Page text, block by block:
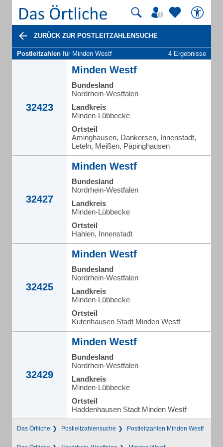
ZURÜCK ZUR POSTLEITZAHLENSUCHE
Postleitzahlen für Minden Westf 4 Ergebnisse
32423
Minden Westf
Bundesland
Nordrhein-Westfalen
Landkreis
Minden-Lübbecke
Ortsteil
Aminghausen, Dankersen, Innenstadt,
Leteln, Meißen, Päpinghausen
32427
Minden Westf
Bundesland
Nordrhein-Westfalen
Landkreis
Minden-Lübbecke
Ortsteil
Hahlen, Innenstadt
32425
Minden Westf
Bundesland
Nordrhein-Westfalen
Landkreis
Minden-Lübbecke
Ortsteil
Kutenhausen Stadt Minden Westf
32429
Minden Westf
Bundesland
Nordrhein-Westfalen
Landkreis
Minden-Lübbecke
Ortsteil
Haddenhausen Stadt Minden Westf
Das Örtliche Postleitzahlensuche Postleitzahlen Minden Westf